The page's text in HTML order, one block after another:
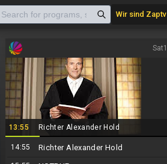
Wir sind Zaptv
Sat1
13:55 Richter Alexander Hold
14:55 Richter Alexander Hold